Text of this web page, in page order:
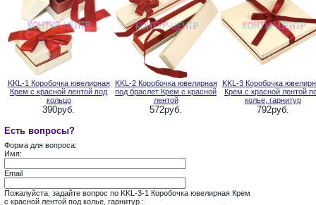
KKL-1 Коробочка ювелирная
Крем с красной лентой под
кольцо
390руб.
KKL-2 Коробочка ювелирная
под браслет Крем с красной
лентой
572руб.
KKL-3 Коробочка
Крем с красной лентой
колье, гарнитур
792руб.
Есть вопросы?
Форма для вопроса:
Имя:
Email
Пожалуйста, задайте вопрос по KKL-3-1 Коробочка ювелирная Крем
с красной лентой под колье, гарнитур :